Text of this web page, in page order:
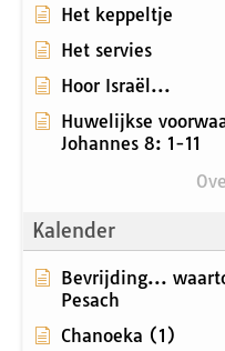
Het keppeltje
Het servies
Hoor Israël...
Huwelijkse
Johannes 8: 1-11
Kalender
Bevrijding...
Pesach
Chanoeka (1)